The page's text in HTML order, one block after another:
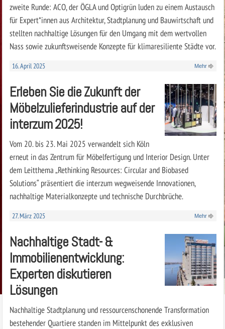
zweite Runde: ACO, der ÖGLA und Optigrün luden zu einem Austausch
für Expert*innen aus Architektur, Stadtplanung und Bauwirtschaft und
stellten nachhaltige Lösungen für den Umgang mit dem wertvollen
Nass sowie zukunftsweisende Konzepte für klimaresiliente Städte vor.
16. April 2025 Mehr
Erleben Sie die Zukunft der
Möbelzulieferindustrie auf der
interzum 2025!
Vom 20. bis 23. Mai 2025 verwandelt sich Köln
erneut in das Zentrum für Möbelfertigung und Interior Design. Unter
dem Leitthema „Rethinking Resources: Circular and Biobased
Solutions“ präsentiert die interzum wegweisende Innovationen,
nachhaltige Materialkonzepte und technische Durchbrüche.
27. März 2025 Mehr
Nachhaltige Stadt- &
Immobilienentwicklung:
Experten diskutieren
Lösungen
Nachhaltige Stadtplanung und ressourcenschonende Transformation
bestehender Quartiere standen im Mittelpunkt des exklusiven